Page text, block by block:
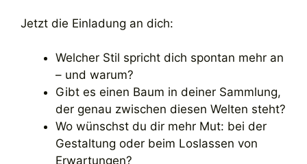
Jetzt die Einladung an dich:
Welcher Stil spricht dich spontan mehr an
– und warum?
Gibt es einen Baum in deiner Sammlung,
der genau zwischen diesen Welten steht?
Wo wünschst du dir mehr Mut: bei der
Gestaltung oder beim Loslassen von
Erwartungen?